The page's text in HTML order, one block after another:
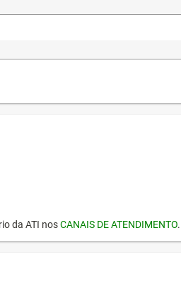
da ATI nosCANAIS DE ATENDIMENTO.